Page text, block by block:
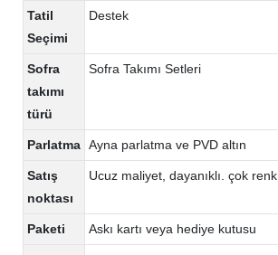
Tatil
Seçimi
Destek
Sofra
takımı
türü
Sofra Takımı Setleri
Parlatma Ayna parlatma ve PVD altın
Satış
noktası
Ucuz maliyet, dayanıklı. çok renk
Paketi Askı kartı veya hediye kutusu